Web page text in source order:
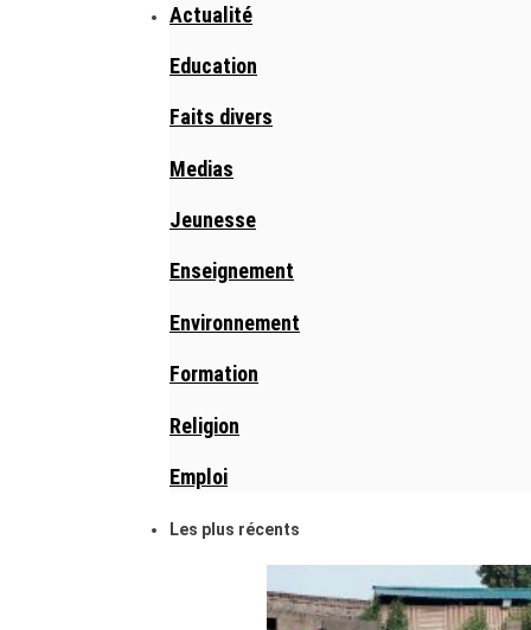
Actualité
Education
Faits divers
Medias
Jeunesse
Enseignement
Environnement
Formation
Religion
Emploi
Les plus récents